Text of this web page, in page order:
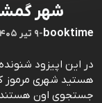
شهر
booktime
-۹ تیر ۱۴۰۵
در این اپیزود
هستید شهری مرموز
جستجوی اون